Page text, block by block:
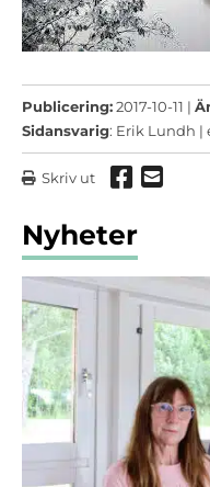
Publicering:2017-10-11 |
Sidansvarig: Erik Lundh |
Skriv ut Dela
Nyheter